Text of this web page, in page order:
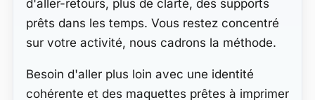
d'aller-retours, plus de clarté, des supports
prêts dans les temps. Vous restez concentré
sur votre activité, nous cadrons la méthode.
Besoin d'aller plus loin avec une identité
cohérente et des maquettes prêtes à imprimer